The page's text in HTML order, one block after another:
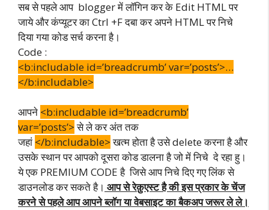
सब से पहले आप blogger में लॉगिन कर के Edit HTML पर
जाये और कंप्यूटर का Ctrl +F दबा कर अपने HTML पर निचे
दिया गया कोड सर्च करना है।
Code :
<b:includable id=’breadcrumb’ var=’posts’>…
</b:includable>
आपने <b:includable id=’breadcrumb’
var=’posts’>से ले कर अंत तक
जहां </b:includable>खत्म होता है उसे delete करना है और
उसके स्थान पर आपको दूसरा कोड डालना है जो में निचे दे रहा हु।
ये एक PREMIUM CODE है जिसे आप निचे दिए गए लिंक से
डाउनलोड कर सकते है। आप से रेक़ुएस्ट है की इस प्रकार के चेंज
करने से पहले आप आपने ब्लॉग या वेबसाइट का बैकअप जरूर ले ले।